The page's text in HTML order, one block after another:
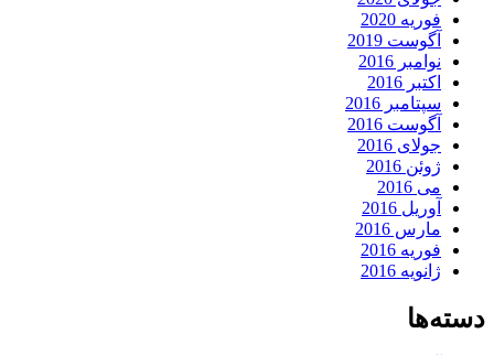
فوریه 2020
آگوست 2019
نوامبر 2016
اکتبر 2016
سپتامبر 2016
آگوست 2016
جولای 2016
ژوئن 2016
می 2016
آوریل 2016
مارس 2016
فوریه 2016
ژانویه 2016
دسته‌ها